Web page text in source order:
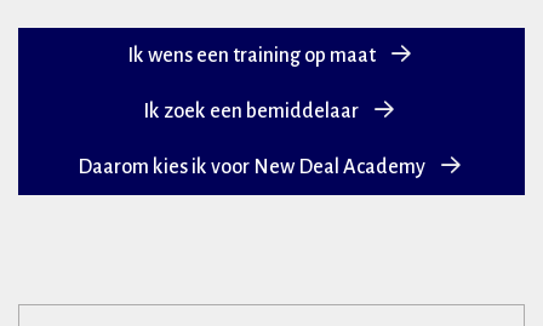
Ik wens een training op maat
Ik zoek een bemiddelaar
Daarom kies ik voor New Deal Academy